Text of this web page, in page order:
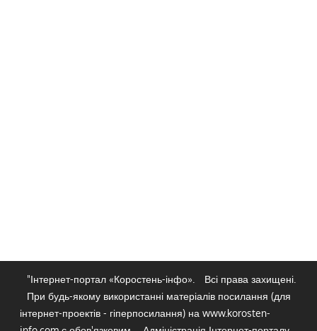
"Інтернет-портал «Коростень-інфо».
Всі права захищені.
При будь-якому використанні матеріалів посилання (для
інтернет-проектів - гіперпосилання) на www.korosten-